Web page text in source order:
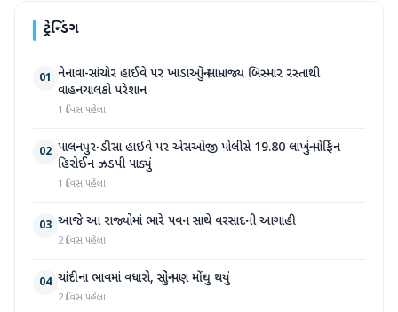
ટ્રેન્ડિંગ
01 નેનાવા-સાંચોર હાઈવે પર ખાડાઓનું સામ્રાજ્ય બિસ્માર રસ્તાથી
વાહનચાલકો પરેશાન
1 દિવસ પહેલા
02 પાલનપુર-ડીસા હાઇવે પર એસઓજી પોલીસે 19.80 લાખનું મોર્ફિન
હિરોઈન ઝડપી પાડ્યું
1 દિવસ પહેલા
03 આજે આ રાજ્યોમાં ભારે પવન સાથે વરસાદની આગાહી
2 દિવસ પહેલા
04 ચાંદીના ભાવમાં વધારો, સોનું પણ મોંઘુ થયું
2 દિવસ પહેલા